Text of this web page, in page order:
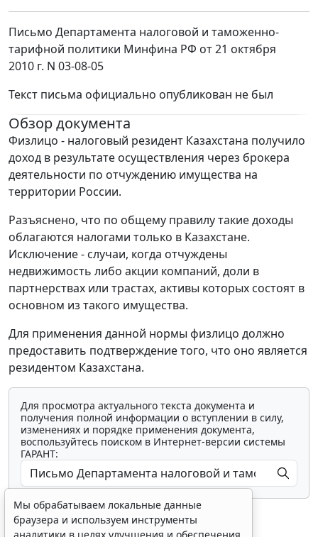
Письмо Департамента налоговой и таможенно-
тарифной политики Минфина РФ от 21 октября
2010 г. N 03-08-05
Текст письма официально опубликован не был
Обзор документа
Физлицо - налоговый резидент Казахстана получило
доход в результате осуществления через брокера
деятельности по отчуждению имущества на
территории России.
Разъяснено, что по общему правилу такие доходы
облагаются налогами только в Казахстане.
Исключение - случаи, когда отчуждены
недвижимость либо акции компаний, доли в
партнерствах или трастах, активы которых состоят в
основном из такого имущества.
Для применения данной нормы физлицо должно
предоставить подтверждение того, что оно является
резидентом Казахстана.
Для просмотра актуального текста документа и
получения полной информации о вступлении в силу,
изменениях и порядке применения документа,
воспользуйтесь поиском в Интернет-версии системы
ГАРАНТ:
Мы обрабатываем локальные данные
браузера и используем инструменты